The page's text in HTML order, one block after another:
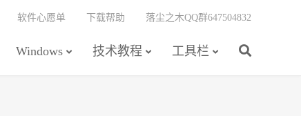
Windows 技术教程 工具栏
软件心愿单 下载帮助 落尘之木QQ群647504832